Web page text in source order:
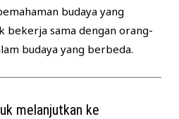
budaya yang
bekerja sama dengan orang-
budaya yang berbeda.
melanjutkan ke